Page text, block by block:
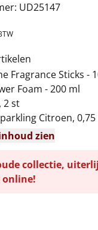
UD25147
Fragrance Sticks -
Foam - 200 ml
2 st
Citroen,
zien
collectie,
online!